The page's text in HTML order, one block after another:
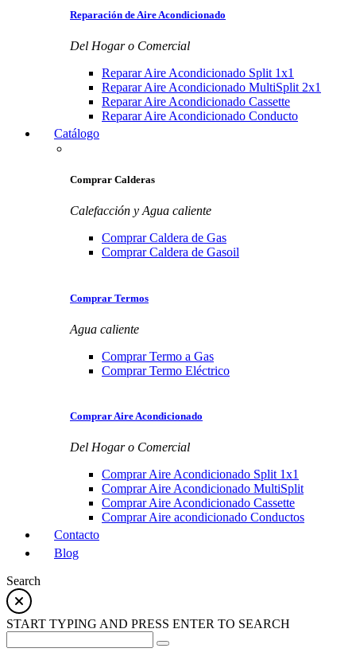
Reparación de Aire Acondicionado
Del Hogar o Comercial
Reparar Aire Acondicionado Split 1x1
Reparar Aire Acondicionado MultiSplit 2x1
Reparar Aire Acondicionado Cassette
Reparar Aire Acondicionado Conducto
Catálogo
Comprar Calderas
Calefacción y Agua caliente
Comprar Caldera de Gas
Comprar Caldera de Gasoil
Comprar Termos
Agua caliente
Comprar Termo a Gas
Comprar Termo Eléctrico
Comprar Aire Acondicionado
Del Hogar o Comercial
Comprar Aire Acondicionado Split 1x1
Comprar Aire Acondicionado MultiSplit
Comprar Aire Acondicionado Cassette
Comprar Aire acondicionado Conductos
Contacto
Blog
Search
START TYPING AND PRESS ENTER TO SEARCH